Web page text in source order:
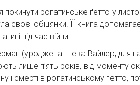
рогатинське ґетто у
своєї обіцянки. ЇЇ книга
під час війни.
(уроджена Шева Вайлер, для
лише п’ять років, від моменту
і смерті в рогатинському ґетто,